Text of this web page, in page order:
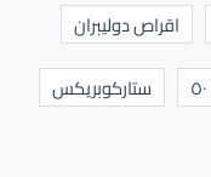
اقراص دوليبران
ستاركوبريكس